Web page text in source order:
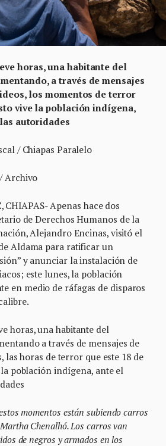
horas, una habitante del
a través de mensajes
los momentos de terror
vive la población indígena,
autoridades
/ Chiapas Paralelo
Archivo
CHIAPAS- Apenas hace dos
de Derechos Humanos de la
Alejandro Encinas, visitó el
Aldama para ratificar un
y anunciar la instalación de
este lunes, la población
en medio de ráfagas de disparos
horas, una habitante del
a través de mensajes de
las horas de terror que este 18 de
población indígena, ante el
momentos están subiendo carros
Chenalhó. Los carros van
de negros y armados en los